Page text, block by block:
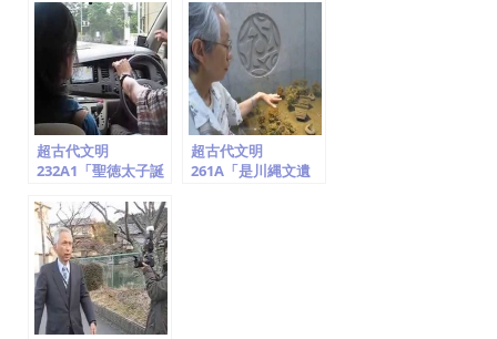
劇 竹取翁博物館
2014.6.13
求婚
超古代文明
232A1「聖徳太子誕
日の神・龍と鳳
凰)・地球儀は法隆
寺に!?、神奈川県大
庭」竹取翁博物館
（国際かぐや姫学
会）2016.7.22
超古代文明
261A「是川縄文遺